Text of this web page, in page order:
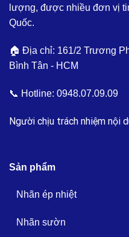
lượng, được nhiều đơn vị
Quốc.
🏠 Địa chỉ: 161/2 Trương
Bình Tân - HCM
📞 Hotline: 0948.07.09.09
Người chịu trách nhiệm nội
Sản phẩm
Nhãn ép nhiệt
Nhãn sườn